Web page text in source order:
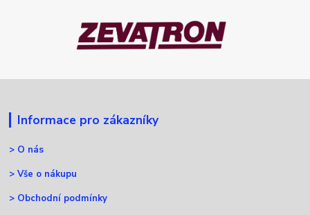
Informace pro zákazníky
> O nás
>Vše o nákupu
> Obchodní podmínky